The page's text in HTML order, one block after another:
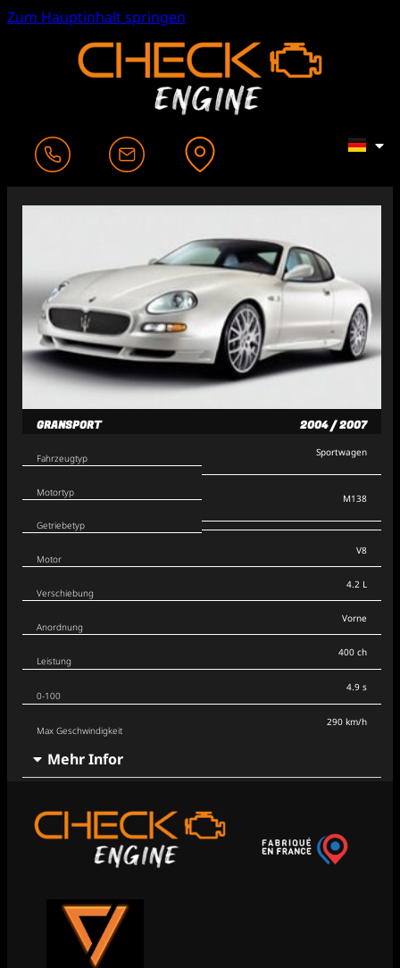
Zum Hauptinhalt springen
GRANSPORT 2004 / 2007
Fahrzeugtyp
Motortyp
Getriebetyp
Sportwagen
M138
Motor
Verschiebung
Anordnung
V8
4.2 L
Vorne
Leistung
0-100
Max Geschwindigkeit
400 ch
4.9 s
290 km/h
Mehr Infor